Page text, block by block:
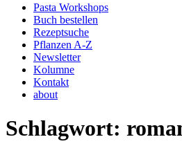
Pasta Workshops
Buch bestellen
Rezeptsuche
Pflanzen A-Z
Newsletter
Kolumne
Kontakt
about
Schlagwort: